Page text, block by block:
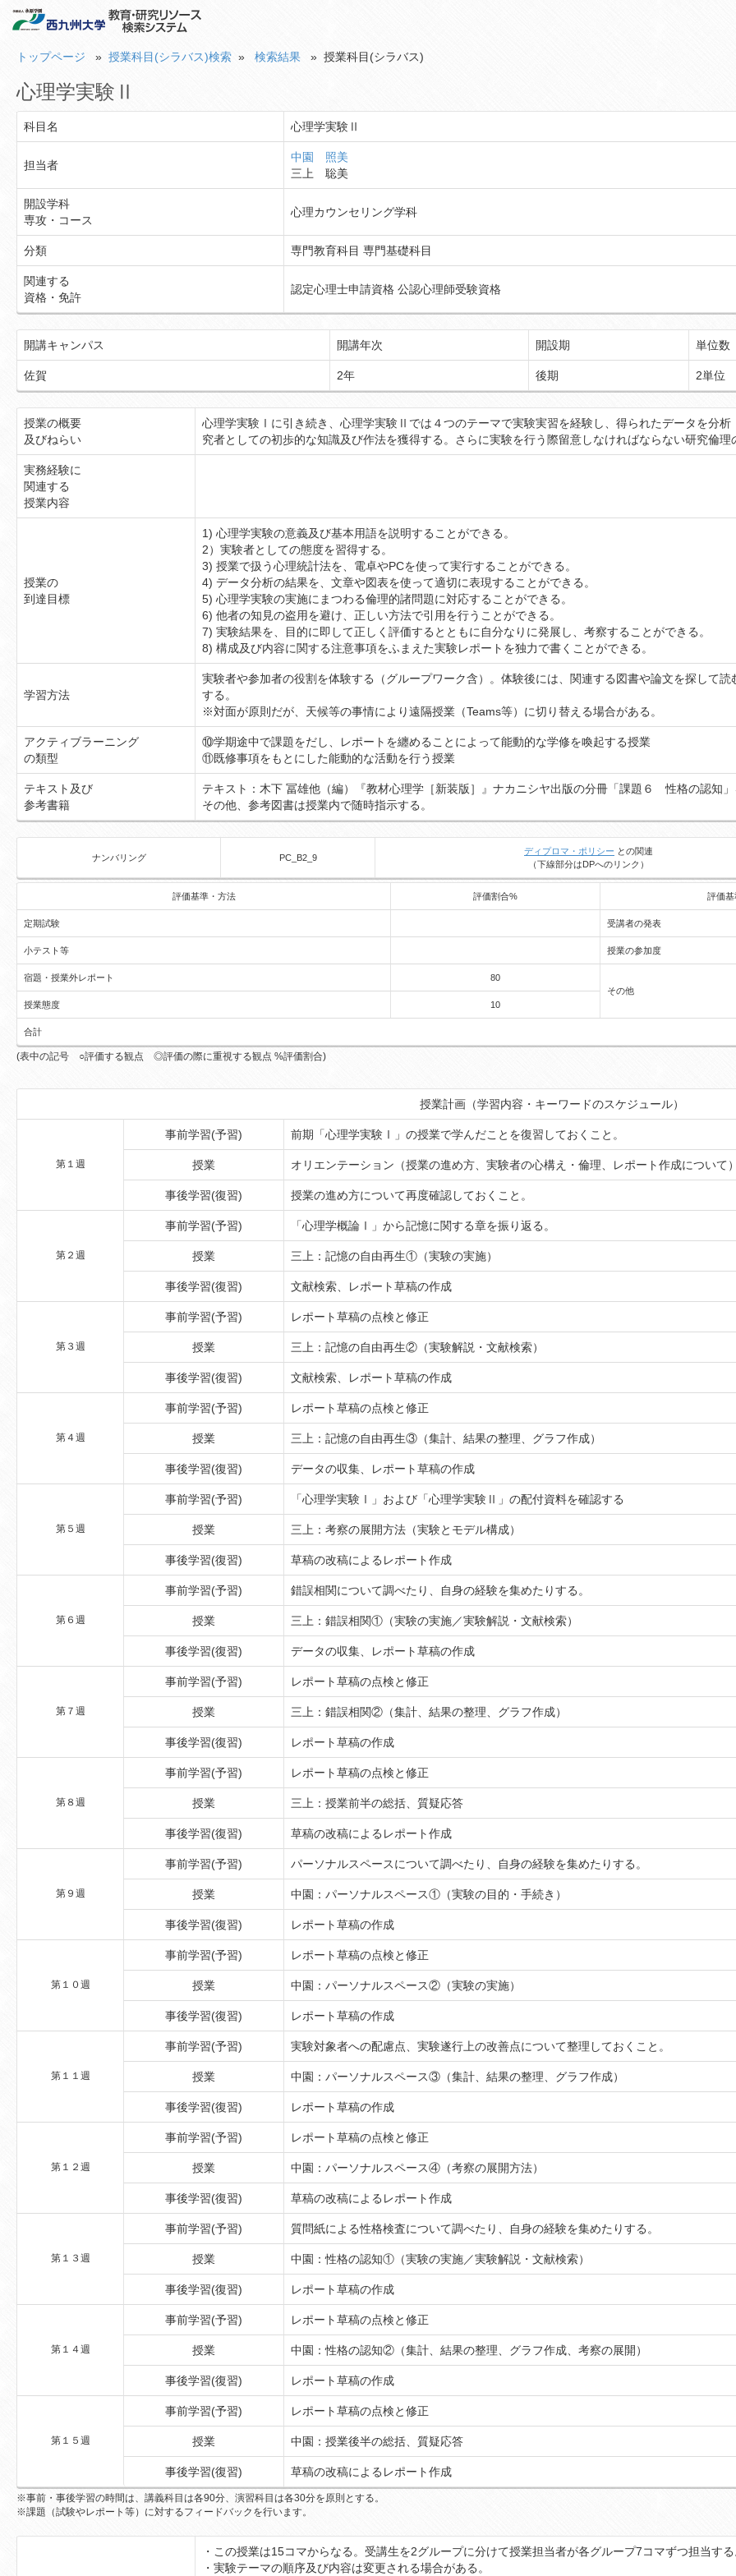
トップページ » 授業科目(シラバス)検索 » 検索結果 » 授業科目(シラバス)
心理学実験Ⅱ
科目名 心理学実験Ⅱ
担当者
中園 照美
三上 聡美
開設学科
専攻・コース
心理カウンセリング学科
分類 専門教育科目 専門基礎科目
関連する
資格・免許
認定心理士申請資格 公認心理師受験資格
開講キャンパス 開講年次 開設期 単位数
佐賀 2年 後期 2単位
授業の概要
及びねらい
心理学実験Ⅰに引き続き、心理学実験Ⅱでは４つのテーマで実験実習を経験し、得られたデータを分
究者としての初歩的な知識及び作法を獲得する。さらに実験を行う際留意しなければならない研究倫
実務経験に
関連する
授業内容
授業の
到達目標
1) 心理学実験の意義及び基本用語を説明することができる。
2）実験者としての態度を習得する。
3) 授業で扱う心理統計法を、電卓やPCを使って実行することができる。
4) データ分析の結果を、文章や図表を使って適切に表現することができる。
5) 心理学実験の実施にまつわる倫理的諸問題に対応することができる。
6) 他者の知見の盗用を避け、正しい方法で引用を行うことができる。
7) 実験結果を、目的に即して正しく評価するとともに自分なりに発展し、考察することができる。
8) 構成及び内容に関する注意事項をふまえた実験レポートを独力で書くことができる。
学習方法
実験者や参加者の役割を体験する（グループワーク含）。体験後には、関連する図書や論文を探して
する。
※対面が原則だが、天候等の事情により遠隔授業（Teams等）に切り替える場合がある。
アクティブラーニング
の類型
⑩学期途中で課題をだし、レポートを纏めることによって能動的な学修を喚起する授業
⑪既修事項をもとにした能動的な活動を行う授業
テキスト及び
参考書籍
テキスト：木下 冨雄他（編）『教材心理学［新装版］』ナカニシヤ出版の分冊「課題６ 性格の認知
その他、参考図書は授業内で随時指示する。
ナンバリング PC_B2_9
ディプロマ・ポリシー との関連
（下線部分はDPへのリンク）
評価基準・方法 評価割合% 評価
定期試験 受講者の発表
小テスト等 授業の参加度
宿題・授業外レポート
80
その他
授業態度
10
合計
(表中の記号 ○評価する観点 ◎評価の際に重視する観点 %評価割合)
授業計画（学習内容・キーワードのスケジュール）
第１週
事前学習(予習) 前期「心理学実験Ⅰ」の授業で学んだことを復習しておくこと。
授業 オリエンテーション（授業の進め方、実験者の心構え・倫理、レポート作成について
事後学習(復習) 授業の進め方について再度確認しておくこと。
第２週
事前学習(予習) 「心理学概論Ⅰ」から記憶に関する章を振り返る。
授業 三上：記憶の自由再生①（実験の実施）
事後学習(復習) 文献検索、レポート草稿の作成
第３週
事前学習(予習) レポート草稿の点検と修正
授業 三上：記憶の自由再生②（実験解説・文献検索）
事後学習(復習) 文献検索、レポート草稿の作成
第４週
事前学習(予習) レポート草稿の点検と修正
授業 三上：記憶の自由再生③（集計、結果の整理、グラフ作成）
事後学習(復習) データの収集、レポート草稿の作成
第５週
事前学習(予習) 「心理学実験Ⅰ」および「心理学実験Ⅱ」の配付資料を確認する
授業 三上：考察の展開方法（実験とモデル構成）
事後学習(復習) 草稿の改稿によるレポート作成
第６週
事前学習(予習) 錯誤相関について調べたり、自身の経験を集めたりする。
授業 三上：錯誤相関①（実験の実施／実験解説・文献検索）
事後学習(復習) データの収集、レポート草稿の作成
第７週
事前学習(予習) レポート草稿の点検と修正
授業 三上：錯誤相関②（集計、結果の整理、グラフ作成）
事後学習(復習) レポート草稿の作成
第８週
事前学習(予習) レポート草稿の点検と修正
授業 三上：授業前半の総括、質疑応答
事後学習(復習) 草稿の改稿によるレポート作成
第９週
事前学習(予習) パーソナルスペースについて調べたり、自身の経験を集めたりする。
授業 中園：パーソナルスペース①（実験の目的・手続き）
事後学習(復習) レポート草稿の作成
第１０週
事前学習(予習) レポート草稿の点検と修正
授業 中園：パーソナルスペース②（実験の実施）
事後学習(復習) レポート草稿の作成
第１１週
事前学習(予習) 実験対象者への配慮点、実験遂行上の改善点について整理しておくこと。
授業 中園：パーソナルスペース③（集計、結果の整理、グラフ作成）
事後学習(復習) レポート草稿の作成
第１２週
事前学習(予習) レポート草稿の点検と修正
授業 中園：パーソナルスペース④（考察の展開方法）
事後学習(復習) 草稿の改稿によるレポート作成
第１３週
事前学習(予習) 質問紙による性格検査について調べたり、自身の経験を集めたりする。
授業 中園：性格の認知①（実験の実施／実験解説・文献検索）
事後学習(復習) レポート草稿の作成
第１４週
事前学習(予習) レポート草稿の点検と修正
授業 中園：性格の認知②（集計、結果の整理、グラフ作成、考察の展開）
事後学習(復習) レポート草稿の作成
第１５週
事前学習(予習) レポート草稿の点検と修正
授業 中園：授業後半の総括、質疑応答
事後学習(復習) 草稿の改稿によるレポート作成
※事前・事後学習の時間は、講義科目は各90分、演習科目は各30分を原則とする。
※課題（試験やレポート等）に対するフィードバックを行います。
・この授業は15コマからなる。受講生を2グループに分けて授業担当者が各グループ7コマずつ担当す
・実験テーマの順序及び内容は変更される場合がある。